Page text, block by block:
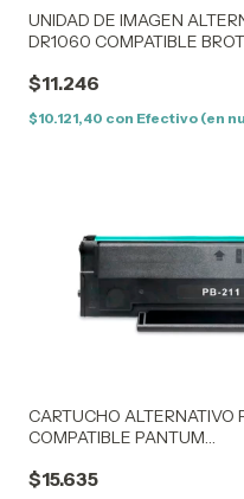
UNIDAD DE IMAGEN
DR1060 COMPATIBLE
$11.246
$10.121,40 con Efectivo (en
CARTUCHO ALTERNATIVO
COMPATIBLE PANTUM
$15.635